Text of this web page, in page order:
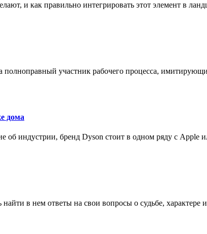
и как правильно интегрировать этот элемент в
участник рабочего процесса,
дома
об индустрии, бренд Dyson стоит в одном ряду с Apple
в нем ответы на свои вопросы о судьбе, характере